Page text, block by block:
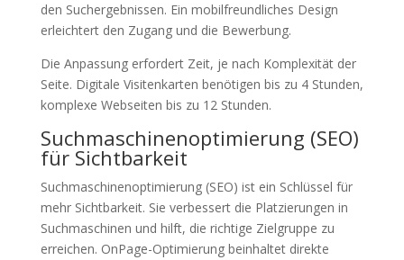
den Suchergebnissen. Ein mobilfreundliches Design
erleichtert den Zugang und die Bewerbung.
Die Anpassung erfordert Zeit, je nach Komplexität der
Seite. Digitale Visitenkarten benötigen bis zu 4 Stunden,
komplexe Webseiten bis zu 12 Stunden.
Suchmaschinenoptimierung (SEO)
für Sichtbarkeit
Suchmaschinenoptimierung (SEO) ist ein Schlüssel für
mehr Sichtbarkeit. Sie verbessert die Platzierungen in
Suchmaschinen und hilft, die richtige Zielgruppe zu
erreichen. OnPage-Optimierung beinhaltet direkte